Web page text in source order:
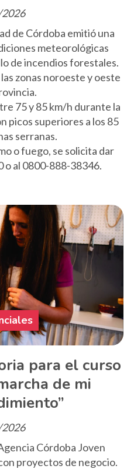
de Córdoba emitió una
meteorológicas
de incendios forestales.
zonas noroeste y oeste
75 y 85 km/h durante la
picos superiores a los 85
serranas.
o fuego, se solicita dar
o al 0800-888-38346.
para el curso
de mi
Córdoba Joven
proyectos de negocio.